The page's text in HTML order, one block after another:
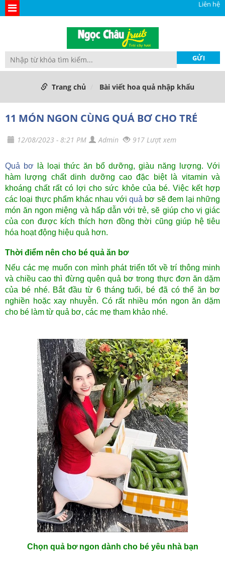
Liên hệ
Trang chủ Bài viết hoa quả nhập khẩu
11 MÓN NGON CÙNG QUẢ BƠ CHO TRẺ
12/08/2023 - 8:21 PM Admin 917 Lượt xem
Quả bơ là loại thức ăn bổ dưỡng, giàu năng lượng. Với
hàm lượng chất dinh dưỡng cao đặc biệt là vitamin và
khoáng chất rất có lợi cho sức khỏe của bé. Việc kết hợp
các loại thực phẩm khác nhau với quả bơ sẽ đem lại những
món ăn ngon miệng và hấp dẫn với trẻ, sẽ giúp cho vị giác
của con được kích thích hơn đồng thời cũng giúp hệ tiêu
hóa hoạt động hiệu quả hơn.
Thời điểm nên cho bé quả ăn bơ
Nếu các mẹ muốn con mình phát triển tốt về trí thông minh
và chiều cao thì đừng quên quả bơ trong thực đơn ăn dặm
của bé nhé. Bắt đầu từ 6 tháng tuổi, bé đã có thể ăn bơ
nghiền hoặc xay nhuyễn. Có rất nhiều món ngon ăn dặm
cho bé làm từ quả bơ, các mẹ tham khảo nhé.
Chọn quả bơ ngon dành cho bé yêu nhà bạn